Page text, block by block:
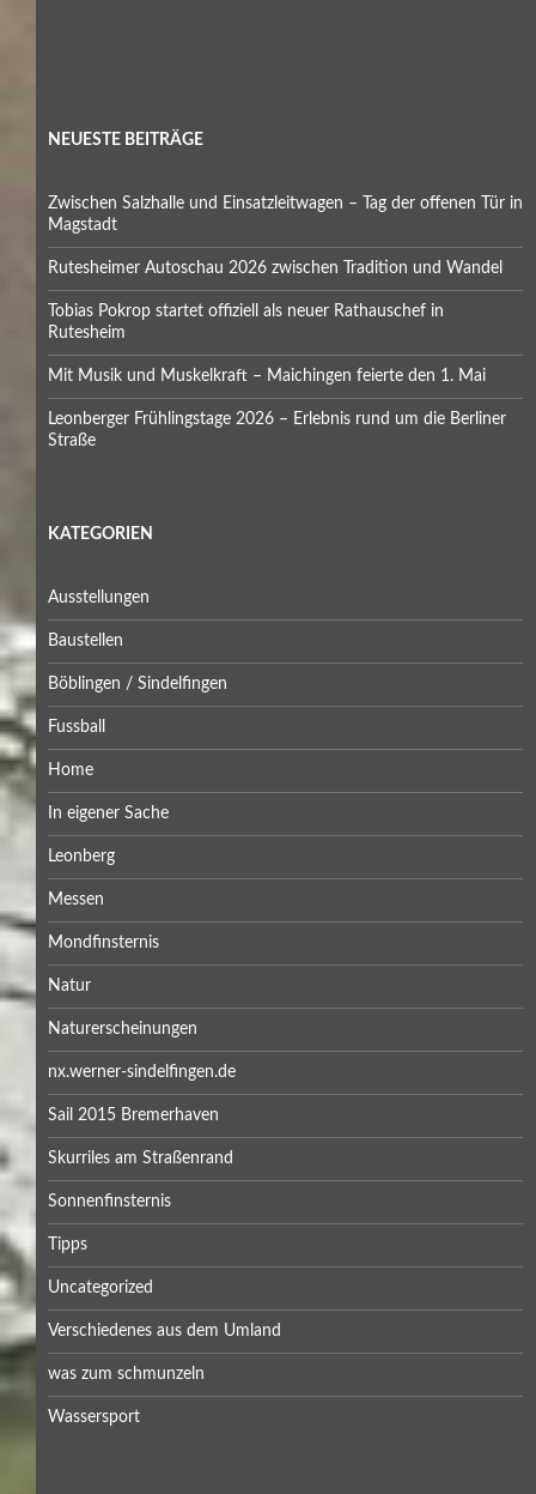
NEUESTE BEITRÄGE
Zwischen Salzhalle und Einsatzleitwagen – Tag der offenen Tür in
Magstadt
Rutesheimer Autoschau 2026 zwischen Tradition und Wandel
Tobias Pokrop startet offiziell als neuer Rathauschef in
Rutesheim
Mit Musik und Muskelkraft – Maichingen feierte den 1. Mai
Leonberger Frühlingstage 2026 – Erlebnis rund um die Berliner
Straße
KATEGORIEN
Ausstellungen
Baustellen
Böblingen / Sindelfingen
Fussball
Home
In eigener Sache
Leonberg
Messen
Mondfinsternis
Natur
Naturerscheinungen
nx.werner-sindelfingen.de
Sail 2015 Bremerhaven
Skurriles am Straßenrand
Sonnenfinsternis
Tipps
Uncategorized
Verschiedenes aus dem Umland
was zum schmunzeln
Wassersport